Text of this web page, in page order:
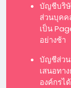
บัญชีบริษั
ส่วนบุคค
เป็น
อย่างช้า
บัญชีส่วน
เสนอทา
องค์กรได้